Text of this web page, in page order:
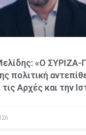
«Ο ΣΥΡΙΖΑ-
πολιτική
Αρχές και την